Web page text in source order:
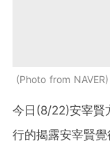
Photo from NAVER
今日(8/22)安宰賢
行的揭露安宰賢